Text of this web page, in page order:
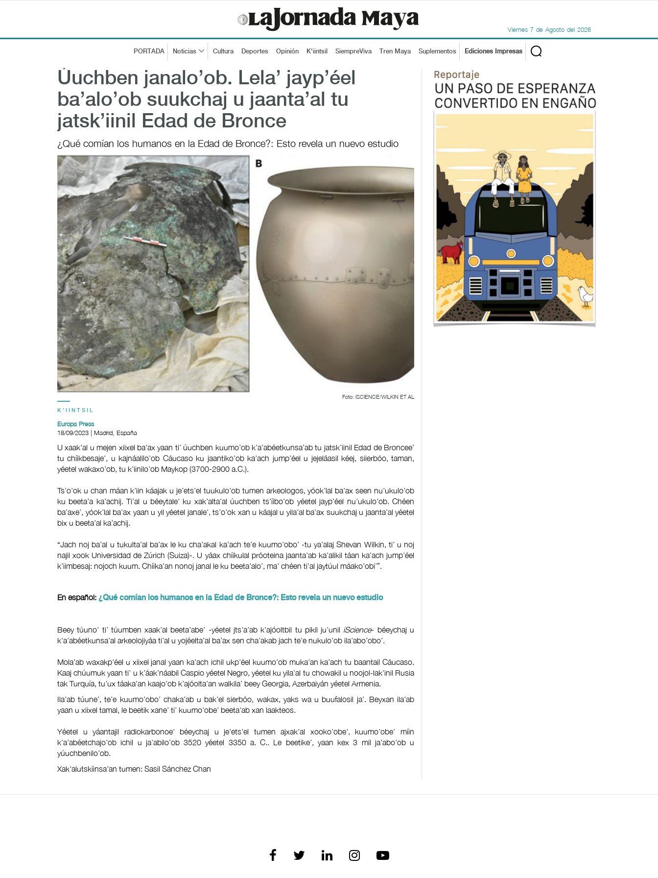
Viernes 7 de Agosto del 2026
PORTADA Noticias Cultura Deportes Opinión K'iintsil SiempreViva Tren Maya Suplementos Ediciones Impresas
Úuchben janalo’ob. Lela’ jayp’éel
ba’alo’ob suukchaj u jaanta’al tu
jatsk’iinil Edad de Bronce
¿Qué comían los humanos en la Edad de Bronce?: Esto revela un nuevo estudio
Foto: ISCIENCE/WILKIN ET AL
K'IINTSIL
Europa Press
18/09/2023 | Madrid, España
U xaak’al u mejen xiixel ba’ax yaan ti’ úuchben kuumo’ob k’a’abéetkunsa’ab tu jatsk’iinil Edad de Broncee’
tu chíikbesaje’, u kajnáalilo’ob Cáucaso ku jaantiko’ob ka’ach jump’éel u jejeláasil kéej, siierbóo, taman,
yéetel wakaxo’ob, tu k’iinilo’ob Maykop (3700-2900 a.C.).
Ts’o’ok u chan máan k’iin káajak u je’ets’el tuukulo’ob tumen arkeologos, yóok’lal ba’ax seen nu’ukulo’ob
ku beeta’a ka’achij. Ti’al u béeytale’ ku xak’alta’al úuchben ts’íibo’ob yéetel jayp’éel nu’ukulo’ob. Chéen
ba’axe’, yóok’lal ba’ax yaan u yil yéetel janale’, ts’o’ok xan u káajal u yila’al ba’ax suukchaj u jaanta’al yéetel
bix u beeta’al ka’achij.
“Jach noj ba’al u tukulta’al ba’ax le ku cha’akal ka’ach te’e kuumo’obo’ -tu ya’alaj Shevan Wilkin, ti’ u noj
najil xook Universidad de Zúrich (Suiza)-. U yáax chíikulal próoteina jaanta’ab ka’alikil táan ka’ach jump’éel
k’iimbesaj: nojoch kuum. Chíika’an nonoj janal le ku beeta’alo’, ma’ chéen ti’al jaytúul máako’obi’”.
En español: ¿Qué comían los humanos en la Edad de Bronce?: Esto revela un nuevo estudio
Beey túuno’ ti’ túumben xaak’al beeta’abe’ -yéetel jts’a’ab k’ajóoltbil tu pikil ju’unil iScience- béeychaj u
k’a’abéetkunsa’al arkeolojiyáa ti’al u yojéelta’al ba’ax sen cha’akab jach te’e nukulo’ob ila’abo’obo’.
Mola’ab waxakp’éel u xiixel janal yaan ka’ach ichil ukp’éel kuumo’ob muka’an ka’ach tu baantail Cáucaso.
Kaaj chúumuk yaan ti’ u k’áak’náabil Caspio yéetel Negro, yéetel ku yila’al tu chowakil u noojol-lak’inil Rusia
tak Turquía, tu’ux táaka’an kaajo’ob k’ajóolta’an walkila’ beey Georgia, Azerbaiyán yéetel Armenia.
Ila’ab túune’, te’e kuumo’obo’ chaka’ab u bak’el sierbóo, wakax, yaks wa u buufalosil ja’. Beyxan ila’ab
yaan u xiixel tamal, le beetik xane’ ti’ kuumo’obe’ beeta’ab xan laakteos.
Yéetel u yáantajil radiokarbonoe’ béeychaj u je’ets’el tumen ajxak’al xooko’obe’, kuumo’obe’ míin
k’a’abéetchajo’ob ichil u ja’abilo’ob 3520 yéetel 3350 a. C.. Le beetike’, yaan kex 3 mil ja’abo’ob u
yúuchbenilo’ob.
Xak'alutskíinsa'an tumen: Sasil Sánchez Chan